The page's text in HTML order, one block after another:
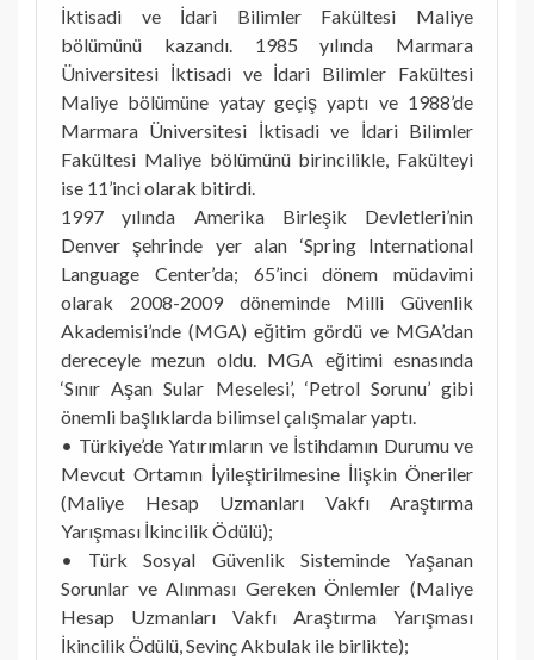
İktisadi ve İdari Bilimler Fakültesi Maliye
bölümünü kazandı. 1985 yılında Marmara
Üniversitesi İktisadi ve İdari Bilimler Fakültesi
Maliye bölümüne yatay geçiş yaptı ve 1988’de
Marmara Üniversitesi İktisadi ve İdari Bilimler
Fakültesi Maliye bölümünü birincilikle, Fakülteyi
ise 11’inci olarak bitirdi.
1997 yılında Amerika Birleşik Devletleri’nin
Denver şehrinde yer alan ‘Spring International
Language Center’da; 65’inci dönem müdavimi
olarak 2008-2009 döneminde Milli Güvenlik
Akademisi’nde (MGA) eğitim gördü ve MGA’dan
dereceyle mezun oldu. MGA eğitimi esnasında
‘Sınır Aşan Sular Meselesi’, ‘Petrol Sorunu’ gibi
önemli başlıklarda bilimsel çalışmalar yaptı.
• Türkiye’de Yatırımların ve İstihdamın Durumu ve
Mevcut Ortamın İyileştirilmesine İlişkin Öneriler
(Maliye Hesap Uzmanları Vakfı Araştırma
Yarışması İkincilik Ödülü);
• Türk Sosyal Güvenlik Sisteminde Yaşanan
Sorunlar ve Alınması Gereken Önlemler (Maliye
Hesap Uzmanları Vakfı Araştırma Yarışması
İkincilik Ödülü, Sevinç Akbulak ile birlikte);